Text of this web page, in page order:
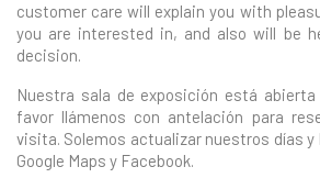
customer care will explain you with
you are interested in, and also will be
decision.
Nuestra sala de exposición está
favor llámenos con antelación para
visita. Solemos actualizar nuestros días y
Google Maps y Facebook.